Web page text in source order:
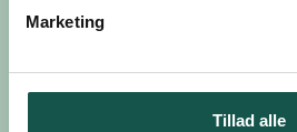
Marketing
Tillad alle